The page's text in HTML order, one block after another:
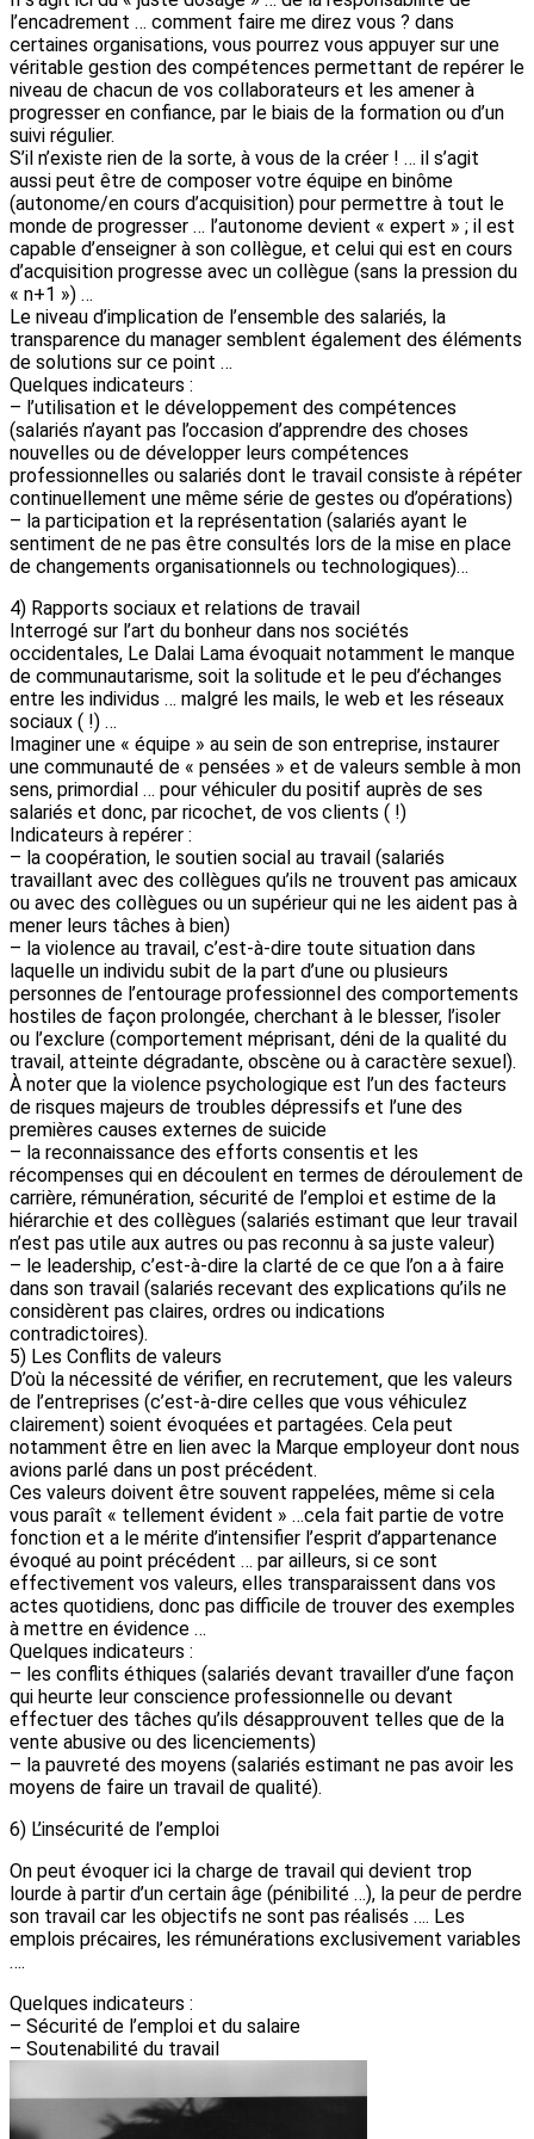
l’encadrement … comment faire me direz vous ? dans
certaines organisations, vous pourrez vous appuyer sur une
véritable gestion des compétences permettant de repérer le
niveau de chacun de vos collaborateurs et les amener à
progresser en confiance, par le biais de la formation ou d’un
suivi régulier.
S’il n’existe rien de la sorte, à vous de la créer ! … il s’agit
aussi peut être de composer votre équipe en binôme
(autonome/en cours d’acquisition) pour permettre à tout le
monde de progresser … l’autonome devient « expert » ; il est
capable d’enseigner à son collègue, et celui qui est en cours
d’acquisition progresse avec un collègue (sans la pression du
« n+1 ») …
Le niveau d’implication de l’ensemble des salariés, la
transparence du manager semblent également des éléments
de solutions sur ce point …
Quelques indicateurs :
– l’utilisation et le développement des compétences
(salariés n’ayant pas l’occasion d’apprendre des choses
nouvelles ou de développer leurs compétences
professionnelles ou salariés dont le travail consiste à répéter
continuellement une même série de gestes ou d’opérations)
– la participation et la représentation (salariés ayant le
sentiment de ne pas être consultés lors de la mise en place
de changements organisationnels ou technologiques)…
4) Rapports sociaux et relations de travail
Interrogé sur l’art du bonheur dans nos sociétés
occidentales, Le Dalai Lama évoquait notamment le manque
de communautarisme, soit la solitude et le peu d’échanges
entre les individus … malgré les mails, le web et les réseaux
sociaux ( !) …
Imaginer une « équipe » au sein de son entreprise, instaurer
une communauté de « pensées » et de valeurs semble à mon
sens, primordial … pour véhiculer du positif auprès de ses
salariés et donc, par ricochet, de vos clients ( !)
Indicateurs à repérer :
– la coopération, le soutien social au travail (salariés
travaillant avec des collègues qu’ils ne trouvent pas amicaux
ou avec des collègues ou un supérieur qui ne les aident pas à
mener leurs tâches à bien)
– la violence au travail, c’est-à-dire toute situation dans
laquelle un individu subit de la part d’une ou plusieurs
personnes de l’entourage professionnel des comportements
hostiles de façon prolongée, cherchant à le blesser, l’isoler
ou l’exclure (comportement méprisant, déni de la qualité du
travail, atteinte dégradante, obscène ou à caractère sexuel).
À noter que la violence psychologique est l’un des facteurs
de risques majeurs de troubles dépressifs et l’une des
premières causes externes de suicide
– la reconnaissance des efforts consentis et les
récompenses qui en découlent en termes de déroulement de
carrière, rémunération, sécurité de l’emploi et estime de la
hiérarchie et des collègues (salariés estimant que leur travail
n’est pas utile aux autres ou pas reconnu à sa juste valeur)
– le leadership, c’est-à-dire la clarté de ce que l’on a à faire
dans son travail (salariés recevant des explications qu’ils ne
considèrent pas claires, ordres ou indications
contradictoires).
5) Les Conflits de valeurs
D’où la nécessité de vérifier, en recrutement, que les valeurs
de l’entreprises (c’est-à-dire celles que vous véhiculez
clairement) soient évoquées et partagées. Cela peut
notamment être en lien avec la Marque employeur dont nous
avions parlé dans un post précédent.
Ces valeurs doivent être souvent rappelées, même si cela
vous paraît « tellement évident » …cela fait partie de votre
fonction et a le mérite d’intensifier l’esprit d’appartenance
évoqué au point précédent … par ailleurs, si ce sont
effectivement vos valeurs, elles transparaissent dans vos
actes quotidiens, donc pas difficile de trouver des exemples
à mettre en évidence …
Quelques indicateurs :
– les conflits éthiques (salariés devant travailler d’une façon
qui heurte leur conscience professionnelle ou devant
effectuer des tâches qu’ils désapprouvent telles que de la
vente abusive ou des licenciements)
– la pauvreté des moyens (salariés estimant ne pas avoir les
moyens de faire un travail de qualité).
6) L’insécurité de l’emploi
On peut évoquer ici la charge de travail qui devient trop
lourde à partir d’un certain âge (pénibilité …), la peur de perdre
son travail car les objectifs ne sont pas réalisés …. Les
emplois précaires, les rémunérations exclusivement variables
….
Quelques indicateurs :
– Sécurité de l’emploi et du salaire
– Soutenabilité du travail